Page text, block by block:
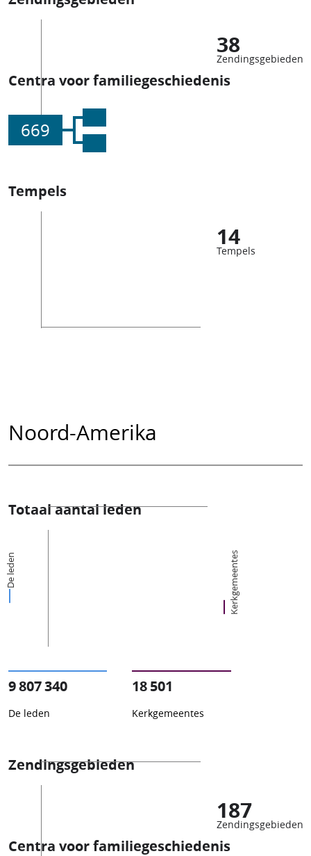
38
Zendingsgebieden
Centra voor familiegeschiedenis
669
Tempels
14
Tempels
Noord-Amerika
Totaal aantal leden
De leden Kerkgemeentes
9 807 340
De leden
18 501
Kerkgemeentes
Zendingsgebieden
187
Zendingsgebieden
Centra voor familiegeschiedenis